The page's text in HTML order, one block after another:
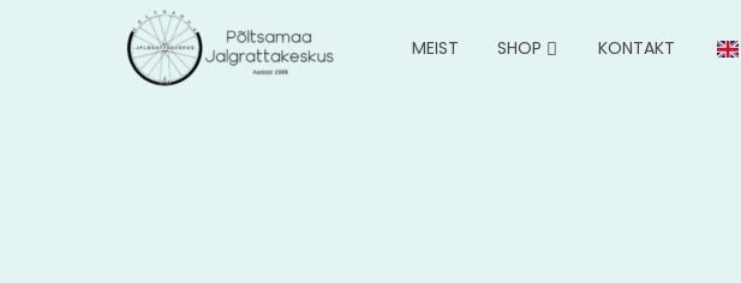
MEIST SHOP KONTAKT